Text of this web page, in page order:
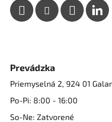
Prevádzka
Priemyselná 2, 924 01
Po-Pi: 8:00 - 16:00
So-Ne: Zatvorené